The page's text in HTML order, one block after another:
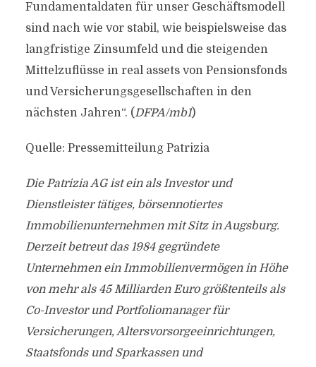
Fundamentaldaten für unser Geschäftsmodell
sind nach wie vor stabil, wie beispielsweise das
langfristige Zinsumfeld und die steigenden
Mittelzuflüsse in real assets von Pensionsfonds
und Versicherungsgesellschaften in den
nächsten Jahren“. (DFPA/mb1)
Quelle: Pressemitteilung Patrizia
Die Patrizia AG ist ein als Investor und
Dienstleister tätiges, börsennotiertes
Immobilienunternehmen mit Sitz in Augsburg.
Derzeit betreut das 1984 gegründete
Unternehmen ein Immobilienvermögen in Höhe
von mehr als 45 Milliarden Euro größtenteils als
Co-Investor und Portfoliomanager für
Versicherungen, Altersvorsorgeeinrichtungen,
Staatsfonds und Sparkassen und